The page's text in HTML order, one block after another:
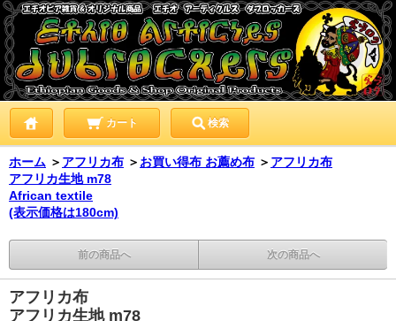
カート 検索
ホーム ＞ アフリカ布 ＞ お買い得布 お薦め布 ＞ アフリカ布
アフリカ生地 m78
African textile
(表示価格は180cm)
前の商品へ 次の商品へ
アフリカ布
アフリカ生地 m78